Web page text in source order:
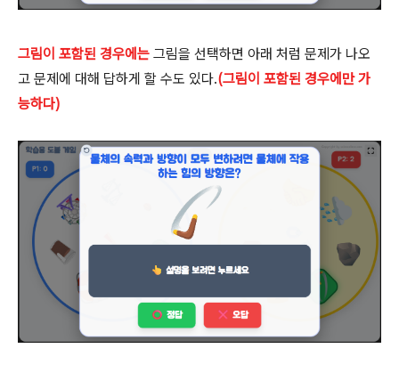
그림이 포함된 경우에는 그림을 선택하면 아래 처럼 문제가 나오
고 문제에 대해 답하게 할 수도 있다.(그림이 포함된 경우에만 가
능하다)